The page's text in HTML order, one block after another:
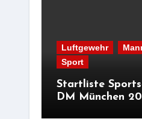
Luftgewehr
Sport
Startliste
DM München